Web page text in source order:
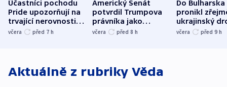
Účastníci pochodu
Pride upozorňují na
trvající nerovnosti i
společenskou
včera před 7 h
Americký Senát
potvrdil Trumpova
právníka jako
ministra
včera před 8 h
Do Bulharska
pronikl
ukrajinský
explodoval
včera před 9 h
Aktuálně z rubriky Věda